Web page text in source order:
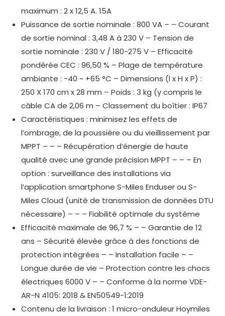
maximum : 2 x 12,5 A. 15A
Puissance de sortie nominale : 800 VA – – Courant
de sortie nominal : 3,48 A à 230 V – Tension de
sortie nominale : 230 V / 180-275 V – Efficacité
pondérée CEC : 96,50 % – Plage de température
ambiante : -40 ~ +65 °C – Dimensions (l x H x P) :
250 X 170 cm x 28 mm – Poids : 3 kg (y compris le
câble CA de 2,06 m – Classement du boîtier : IP67
Caractéristiques : minimisez les effets de
l’ombrage, de la poussière ou du vieillissement par
MPPT – – – Récupération d’énergie de haute
qualité avec une grande précision MPPT – – – En
option : surveillance des installations via
l’application smartphone S-Miles Enduser ou S-
Miles Cloud (unité de transmission de données DTU
nécessaire) – – – Fiabilité optimale du système
Efficacité maximale de 96,7 % – – Garantie de 12
ans – Sécurité élevée grâce à des fonctions de
protection intégrées – – Installation facile – –
Longue durée de vie – Protection contre les chocs
électriques 6000 V – – Conforme à la norme VDE-
AR-N 4105: 2018 & EN50549-1:2019
Contenu de la livraison : 1 micro-onduleur Hoymiles